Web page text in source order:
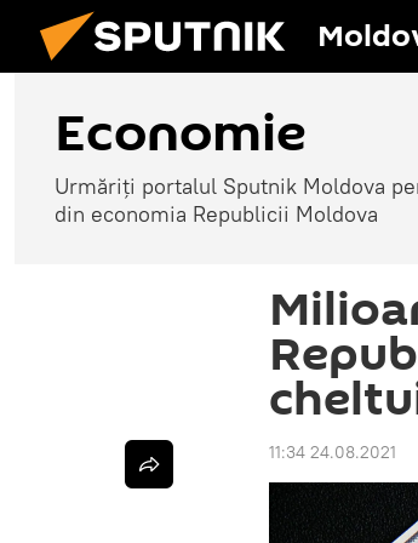
Economie
Urmăriți portalul Sputnik Moldova
din economia Republicii Moldova
11:34 24.08.2021